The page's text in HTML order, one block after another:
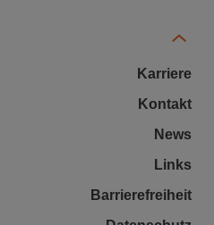
Karriere
Kontakt
News
Links
Barrierefreiheit